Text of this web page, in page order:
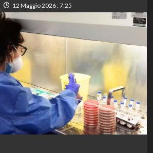
12 Maggio 2026 : 7:25